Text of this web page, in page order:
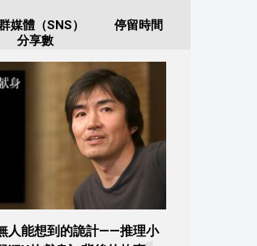
媒體（SNS）
分享數
停留時間
人能想到的詭計——推理小